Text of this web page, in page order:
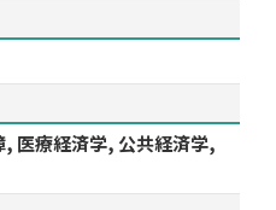
医療経済学, 公共経済学,